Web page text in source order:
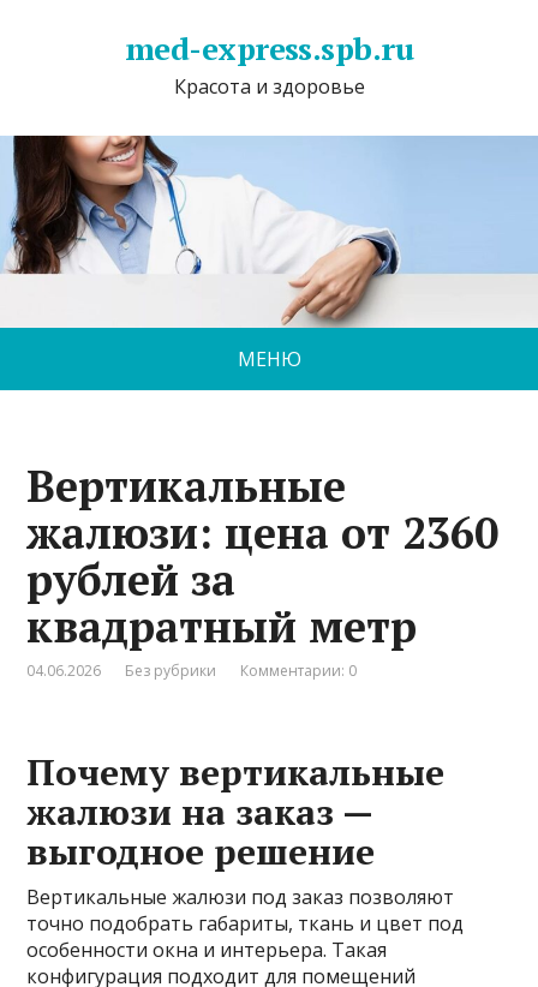
med-express.spb.ru
Красота и здоровье
МЕНЮ
Вертикальные
жалюзи: цена от 2360
рублей за
квадратный метр
04.06.2026 Без рубрики Комментарии: 0
Почему вертикальные
жалюзи на заказ —
выгодное решение
Вертикальные жалюзи под заказ позволяют
точно подобрать габариты, ткань и цвет под
особенности окна и интерьера. Такая
конфигурация подходит для помещений